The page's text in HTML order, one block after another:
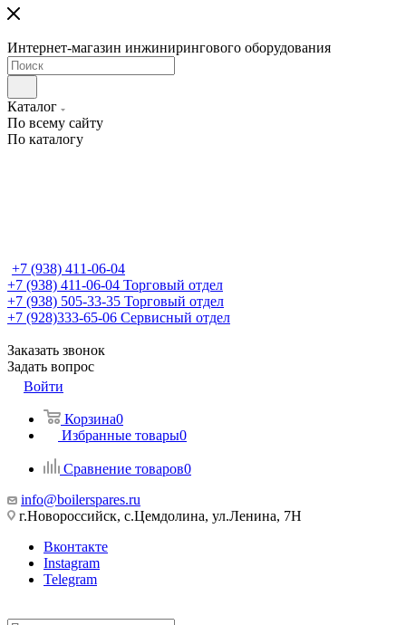
Интернет-магазин инжинирингового оборудования
Каталог
По всему сайту
По каталогу
+7 (938) 411-06-04
+7 (938) 411-06-04 Торговый отдел
+7 (938) 505-33-35 Торговый отдел
+7 (928)333-65-06 Сервисный отдел
Заказать звонок
Задать вопрос
Войти
Корзина0
Избранные товары0
Сравнение товаров0
info@boilerspares.ru
г.Новороссийск, с.Цемдолина, ул.Ленина, 7Н
Вконтакте
Instagram
Telegram